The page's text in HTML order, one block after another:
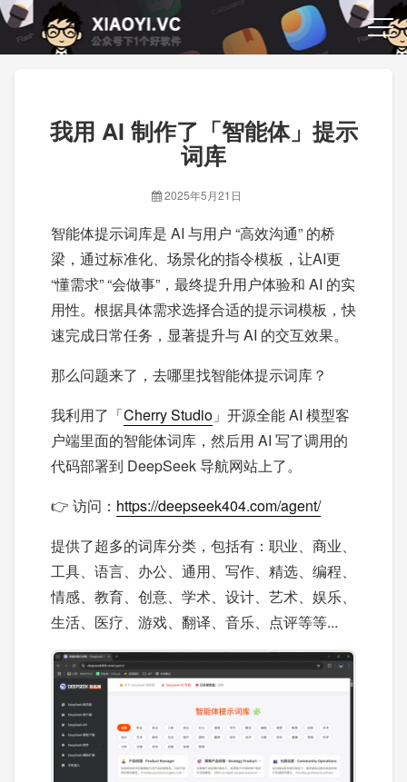
我用 AI 制作了「智能体」提示
词库
2025年5月21日
智能体提示词库是 AI 与用户 “高效沟通” 的桥
梁，通过标准化、场景化的指令模板，让AI更
“懂需求” “会做事”，最终提升用户体验和 AI 的实
用性。根据具体需求选择合适的提示词模板，快
速完成日常任务，显著提升与 AI 的交互效果。
那么问题来了，去哪里找智能体提示词库？
我利用了「Cherry Studio 」开源全能 AI 模型客
户端里面的智能体词库，然后用 AI 写了调用的
代码部署到 DeepSeek 导航网站上了。
👉 访问： https://deepseek404.com/agent/
提供了超多的词库分类，包括有：职业、商业、
工具、语言、办公、通用、写作、精选、编程、
情感、教育、创意、学术、设计、艺术、娱乐、
生活、医疗、游戏、翻译、音乐、点评等等...